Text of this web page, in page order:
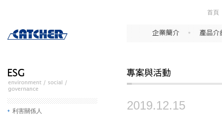
利害關係人 2019.12.15
首頁